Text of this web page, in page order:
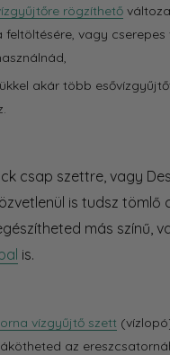
rögzíthető
feltöltésére, vagy cserepes
akár több
csap szettre, vagy
is tudsz tömlő
más színű,
is.
vízgyűjtő szett
az